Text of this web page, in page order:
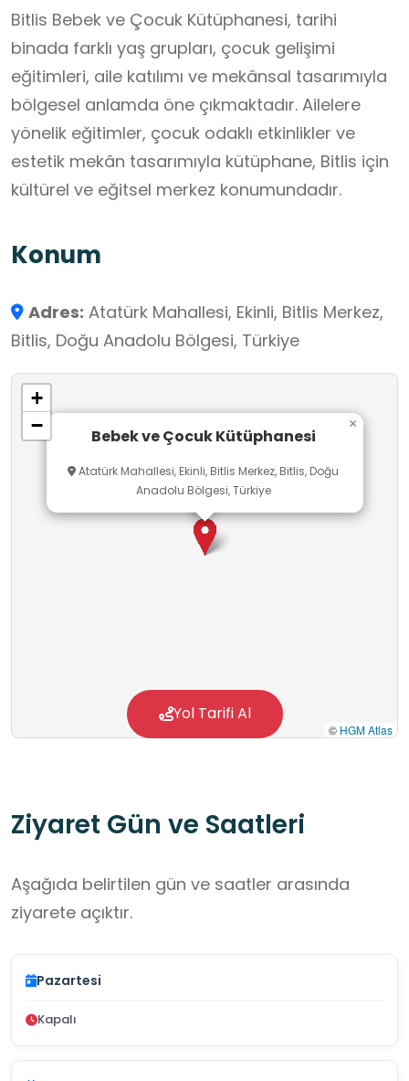
Bitlis Bebek ve Çocuk Kütüphanesi, tarihi
binada farklı yaş grupları, çocuk gelişimi
eğitimleri, aile katılımı ve mekânsal tasarımıyla
bölgesel anlamda öne çıkmaktadır. Ailelere
yönelik eğitimler, çocuk odaklı etkinlikler ve
estetik mekân tasarımıyla kütüphane, Bitlis için
kültürel ve eğitsel merkez konumundadır.
Konum
Adres: Atatürk Mahallesi, Ekinli, Bitlis Merkez,
Bitlis, Doğu Anadolu Bölgesi, Türkiye
Bebek ve Çocuk Kütüphanesi
Atatürk Mahallesi, Ekinli, Bitlis Merkez, Bitlis, Doğu
Anadolu Bölgesi, Türkiye
×
+
−
© HGM Atlas
Yol Tarifi Al
Ziyaret Gün ve Saatleri
Aşağıda belirtilen gün ve saatler arasında
ziyarete açıktır.
Pazartesi
Kapalı